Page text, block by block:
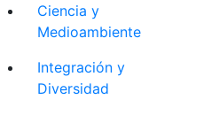
Ciencia y
Medioambiente
Integración y
Diversidad